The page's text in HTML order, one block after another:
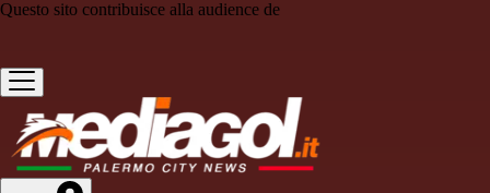
Questo sito contribuisce alla audience de